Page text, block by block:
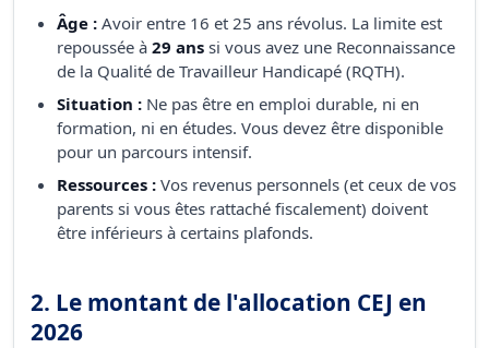
Âge : Avoir entre 16 et 25 ans révolus. La limite est
repoussée à 29 ans si vous avez une Reconnaissance
de la Qualité de Travailleur Handicapé (RQTH).
Situation : Ne pas être en emploi durable, ni en
formation, ni en études. Vous devez être disponible
pour un parcours intensif.
Ressources : Vos revenus personnels (et ceux de vos
parents si vous êtes rattaché fiscalement) doivent
être inférieurs à certains plafonds.
2. Le montant de l'allocation CEJ en
2026